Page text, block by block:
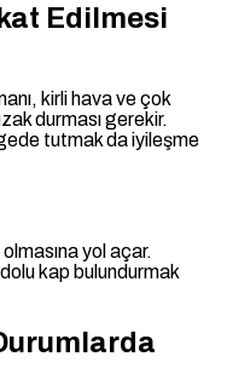
Edilmesi
kirli hava ve çok
durması gerekir.
tutmak da iyileşme
yol açar.
kap bulundurmak